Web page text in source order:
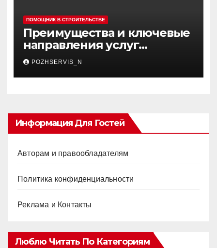
ПОМОЩНИК В СТРОИТЕЛЬСТВЕ
Преимущества и ключевые
направления услуг
строительной компании:
что выбирают современные
клиенты
POZHSERVIS_N
Информация Для Гостей
Авторам и правообладателям
Политика конфиденциальности
Реклама и Контакты
Люблю Читать По Категориям